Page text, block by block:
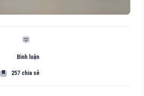
Bình luận
257 chia sẻ